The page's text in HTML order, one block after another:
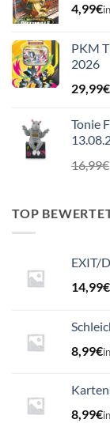
4,99€
PKM
2026
29,99€
Tonie
16,99€
TOP
EXIT/
14,99€
8,99€
8,99€